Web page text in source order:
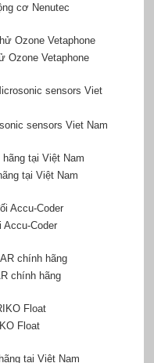
cơ Nenutec
Ozone Vetaphone
sensors Viet Nam
tại Việt Nam
Coder
chính hãng
Float